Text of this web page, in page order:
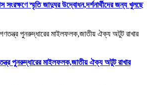
স্মৃতি জাদুঘর উদ্বোধন,দর্শনার্থীদের জন্য খুলছে
পুনরুদ্ধারের মাইলফলক,জাতীয় ঐক্য অটুট রাখার